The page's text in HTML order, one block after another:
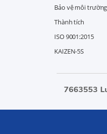
Bảo vệ môi trường
Thành tích
ISO 9001:2015
KAIZEN-5S
7663553